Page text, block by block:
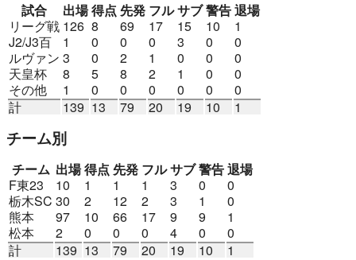
試合 出場得点 先発 フルサブ警告退場
リーグ戦 126 8 69 17 15 10
1
J2/J3百
1 0 0 0 3 0
0
ルヴァン 3 0 2 1 0 0
0
天皇杯
8 5 8 2 1 0
0
その他
1 0 0 0 0 0
0
計
139 13 79 20 19 10 1
チーム別
チーム 出場得点 先発 フルサブ警告退場
F東23
10 1 1 1 3 0
0
栃木SC 30 2 12 2 3 1
0
熊本
97 10 66 17 9 9
1
松本
2 0 0 0 4 0
0
計
139 13 79 20 19 10 1